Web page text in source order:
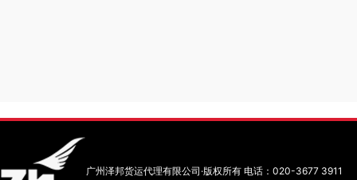
广州泽邦货运代理有限公司·版权所有 电话：020-3677 3911